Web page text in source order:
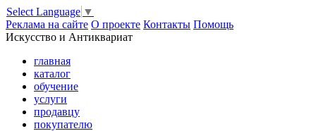
Select Language ▼
Реклама на сайте О проекте Контакты Помощь
Искусство и Антиквариат
главная
каталог
обучение
услуги
продавцу
покупателю